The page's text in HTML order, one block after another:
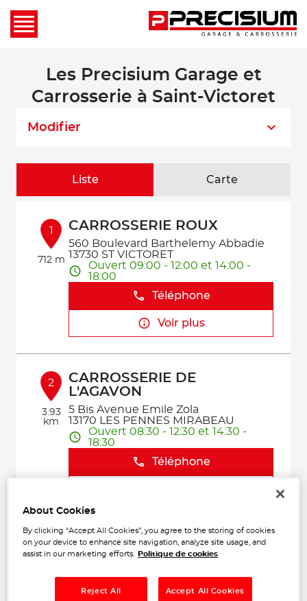
Les Precisium Garage et
Carrosserie à Saint-Victoret
Modifier
Liste Carte
1
712 m
CARROSSERIE ROUX
560 Boulevard Barthelemy Abbadie
13730 ST VICTORET
Ouvert 09:00 - 12:00 et 14:00 -
18:00
Téléphone
Voir plus
2
3.93
km
CARROSSERIE DE
L'AGAVON
5 Bis Avenue Emile Zola
13170 LES PENNES MIRABEAU
Ouvert 08:30 - 12:30 et 14:30 -
18:30
Téléphone
10.29
GAVOTTE AUTO
18:00
About Cookies
By clicking “Accept All Cookies”, you agree to the storing of cookies
on your device to enhance site navigation, analyze site usage, and
assist in our marketing efforts.
Politique de cookies
Reject All Accept All Cookies